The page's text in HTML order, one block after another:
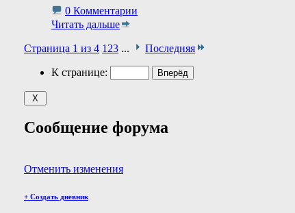
0 Комментарии
Читать дальше
Страница 1 из 4 1 23 ... Последняя
К странице:
Сообщение форума
Отменить изменения
+ Создать дневник